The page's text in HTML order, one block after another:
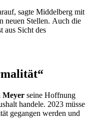
sagte Middelberg mit
neuen Stellen. Auch die
aus Sicht des
Meyer seine Hoffnung
handele. 2023 müsse
gegangen werden und